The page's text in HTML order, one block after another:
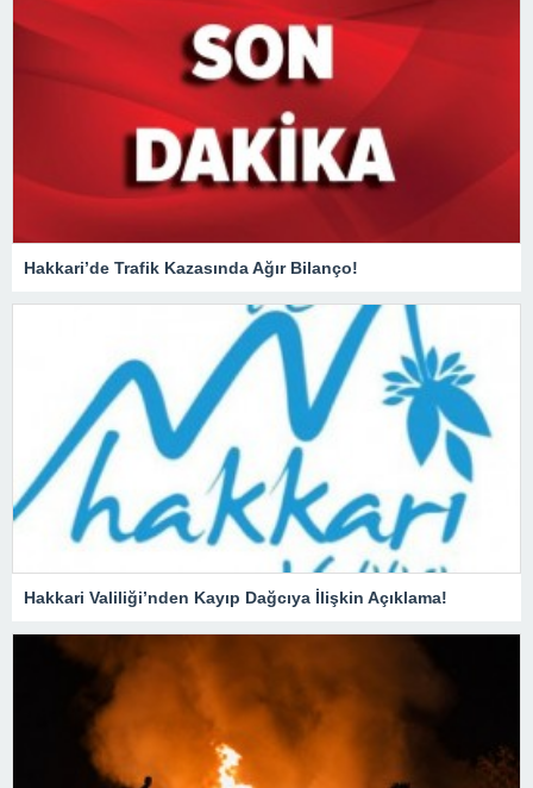
Hakkari’de Trafik Kazasında Ağır Bilanço!
Hakkari Valiliği’nden Kayıp Dağcıya İlişkin Açıklama!